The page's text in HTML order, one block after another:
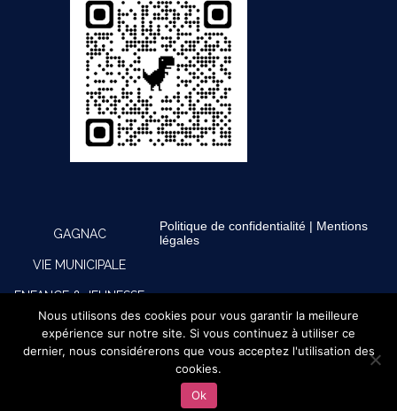
GAGNAC
VIE MUNICIPALE
ENFANCE & JEUNESSE
CULTURE, SPORTS &
LOISIRS
Politique de confidentialité| Mentions
légales
Nous utilisons des cookies pour vous garantir la meilleure
expérience sur notre site. Si vous continuez à utiliser ce
dernier, nous considérerons que vous acceptez l'utilisation des
cookies.
Ok